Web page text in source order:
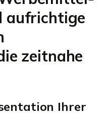
aufrichtige
zeitnahe
Ihrer